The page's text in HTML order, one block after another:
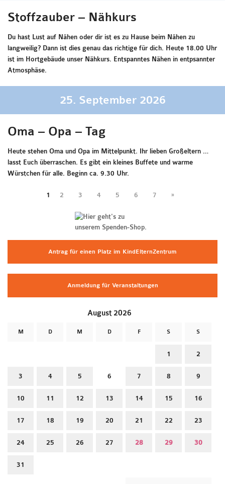
Stoffzauber – Nähkurs
Du hast Lust auf Nähen oder dir ist es zu Hause beim Nähen zu
langweilig? Dann ist dies genau das richtige für dich. Heute 18.00 Uhr
ist im Hortgebäude unser Nähkurs. Entspanntes Nähen in entpsannter
Atmosphäse.
25. September 2026
Oma – Opa – Tag
Heute stehen Oma und Opa im Mittelpunkt. Ihr lieben Großeltern …
lasst Euch überraschen. Es gibt ein kleines Buffete und warme
Würstchen für alle. Beginn ca. 9.30 Uhr.
1 2 3 4 5 6 7 »
Antrag für einen Platz im KindElternZentrum
Anmeldung für Veranstaltungen
August 2026
M D M D F S S
1 2
3 4 5 6 7 8 9
10 11 12 13 14 15 16
17 18 19 20 21 22 23
24 25 26 27 28 29 30
31